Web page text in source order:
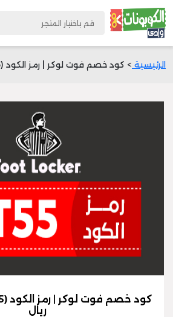
الرئيسية > كود خصم فوت لوكر | رمز الكود (VT55) | خصم 150 ريال
ريال